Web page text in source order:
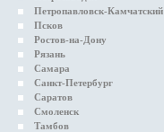
Петропавловск-Камчатский
Псков
Ростов-на-Дону
Рязань
Самара
Санкт-Петербург
Саратов
Смоленск
Тамбов